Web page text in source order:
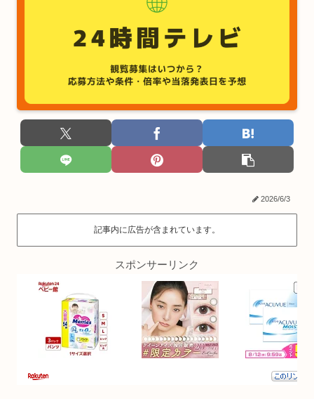
2026/6/3
記事内に広告が含まれています。
スポンサーリンク